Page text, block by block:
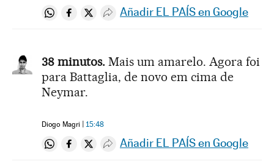
Compartir en Whatsapp
Compartir en Facebook
Compartir en Twitter
Desplegar Redes Sociales
Añadir EL PAÍS en Google
38 minutos. Mais um amarelo. Agora foi
para Battaglia, de novo em cima de
Neymar.
Diogo Magri 15:48
Compartir en Whatsapp
Compartir en Facebook
Compartir en Twitter
Desplegar Redes Sociales
Añadir EL PAÍS en Google